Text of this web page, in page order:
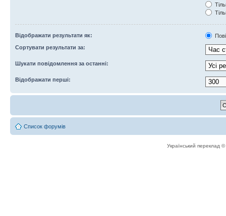
Відображати результати як:
Сортувати результати за:
Шукати повідомлення за останні:
Відображати перші:
Список форумів
Український переклад